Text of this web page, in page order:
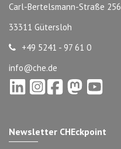
Carl-Bertelsmann-Straße 256
33311 Gütersloh
+49 5241 - 97 61 0
info@che.de
Newsletter CHEckpoint